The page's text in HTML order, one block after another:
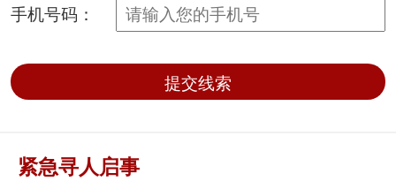
手机号码：
提交线索
紧急寻人启事